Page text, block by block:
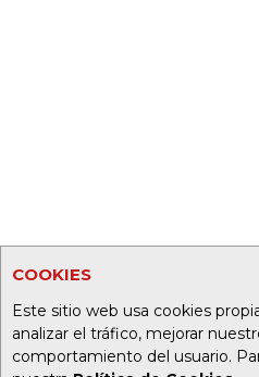
COOKIES
Este sitio web usa cookies
analizar el tráfico, mejorar
comportamiento del usuario.